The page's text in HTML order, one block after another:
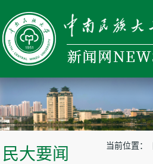
民大要闻 当前位置：